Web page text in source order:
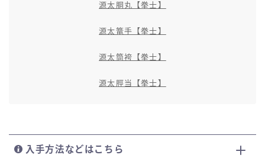
源太胴丸【拳士】
源太篭手【拳士】
源太筒袴【拳士】
源太脛当【拳士】
入手方法などはこちら